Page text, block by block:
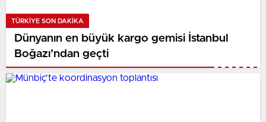
TÜRKIYE SON DAKİKA
Dünyanın en büyük kargo gemisi İstanbul
Boğazı’ndan geçti